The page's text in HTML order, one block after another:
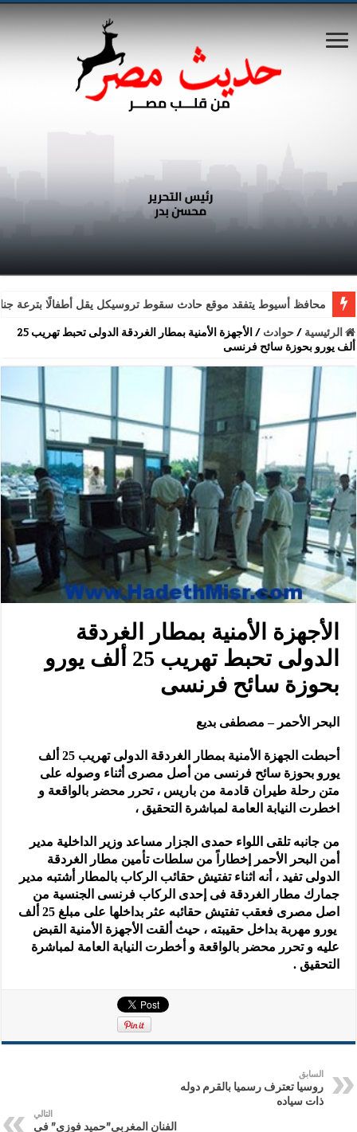
محافظ أسيوط يتفقد موقع حادث سقوط تروسيكل يقل أطفالًا بترعة
الرئيسية /حوادث /
الأجهزة الأمنية بمطار الغردقة الدولى تحبط تهريب 25
ألف يورو بحوزة سائح فرنسى
الأجهزة الأمنية بمطار الغردقة
الدولى تحبط تهريب 25 ألف يورو
بحوزة سائح فرنسى
البحر الأحمر – مصطفى بديع
أحبطت الجهزة الأمنية بمطار الغردقة الدولى تهريب 25 ألف
يورو بحوزة سائح فرنسى من أصل مصرى أثناء وصوله على
متن رحلة طيران قادمة من باريس ، تحرر محضر بالواقعة و
اخطرت النيابة العامة لمباشرة التحقيق ،
من جانبه تلقى اللواء حمدى الجزار مساعد وزير الداخلية مدير
أمن البحر الأحمر إخطاراً من سلطات تأمين مطار الغردقة
الدولى تفيد ، أنه اثناء تفتيش حقائب الركاب بالمطار أشتبه مدير
جمارك مطار الغردقة فى إحدى الركاب فرنسى الجنسية من
اصل مصرى فعقب تفتيش حقائبه عثر بداخلها على مبلغ 25 ألف
يورو مهربة بداخل حقيبته ، حيث ألقت الأجهزة الأمنية القبض
عليه و تحرر محضر بالواقعة و أخطرت النيابة العامة لمباشرة
التحقيق .
السابق
روسيا تعترف رسميا بالقرم دوله
ذات سياده
التالي
الفنان المغربى”حميد فوزى” فى